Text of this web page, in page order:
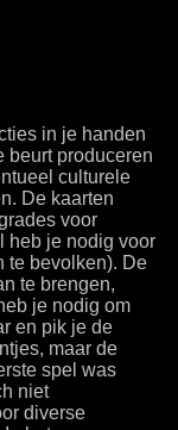
in je handen
beurt produceren
culturele
De kaarten
voor
heb je nodig voor
te bevolken). De
te brengen,
je nodig om
en pik je de
maar de
spel was
niet
diverse